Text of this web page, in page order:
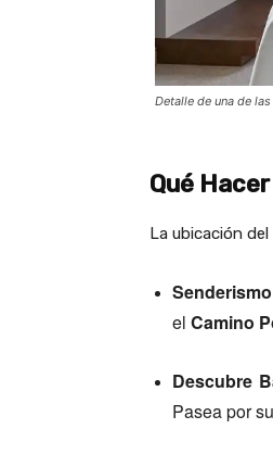
Detalle de una de
Qué
La ubicación
el Camino
Descubre
Pasea por